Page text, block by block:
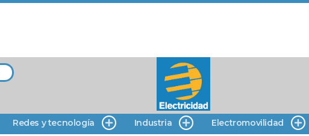
Redes y tecnología Industria Electromovilidad